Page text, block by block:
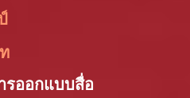
รออกแบบสื่อ